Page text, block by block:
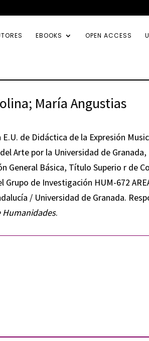
EBOOKS OPEN ACCESS
María Angustias
de Didáctica de la Expresión
Arte por la Universidad de
General Básica, Título Superio r de
Grupo de Investigación HUM-672
/ Universidad de Granada.
Humanidades.